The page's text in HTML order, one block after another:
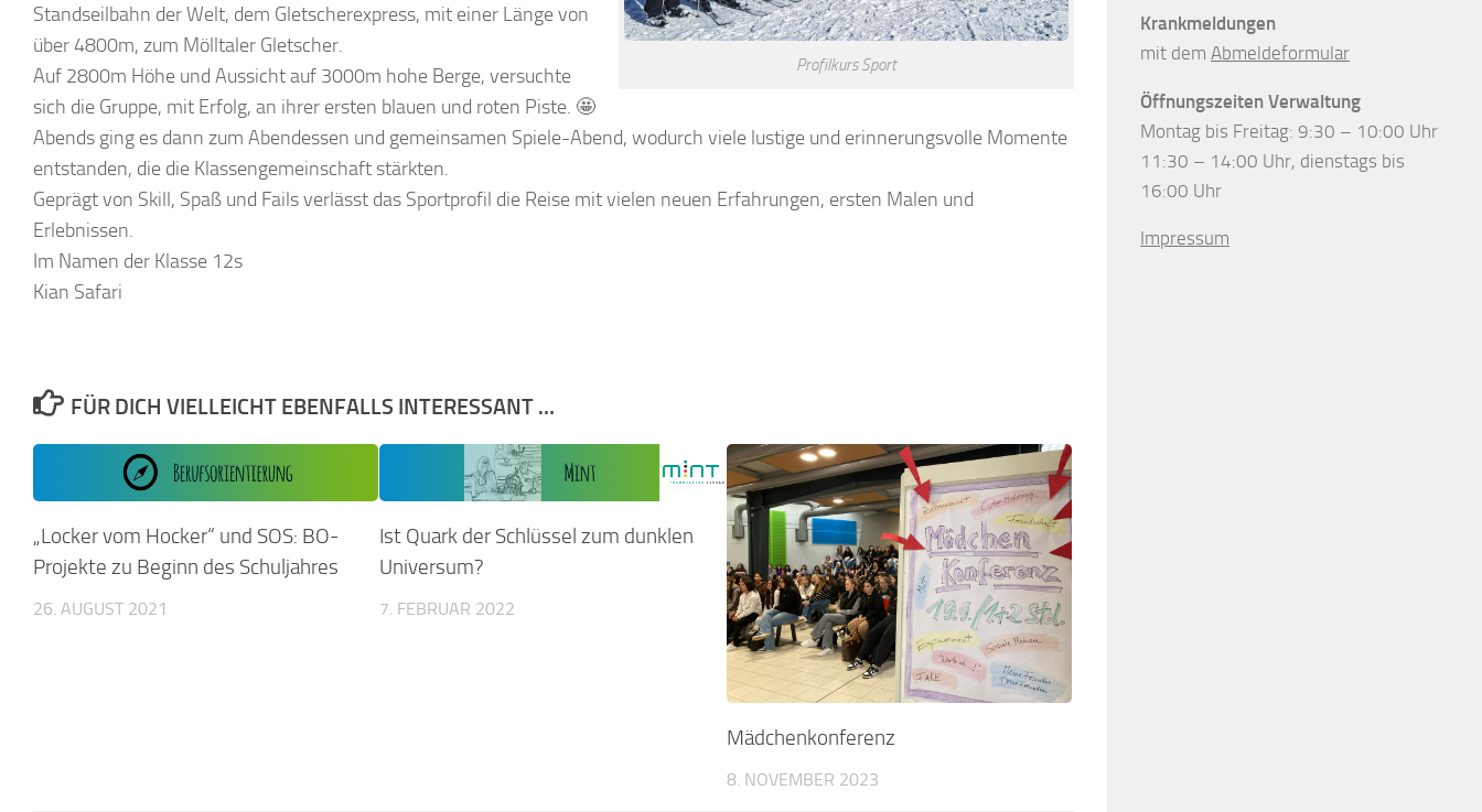
Profilkurs Sport
Standseilbahn der Welt, dem Gletscherexpress, mit einer Länge von
über 4800m, zum Mölltaler Gletscher.
Auf 2800m Höhe und Aussicht auf 3000m hohe Berge, versuchte
sich die Gruppe, mit Erfolg, an ihrer ersten blauen und roten Piste. 🤩
Abends ging es dann zum Abendessen und gemeinsamen Spiele-Abend, wodurch viele lustige und erinnerungsvolle Momente
entstanden, die die Klassengemeinschaft stärkten.
Geprägt von Skill, Spaß und Fails verlässt das Sportprofil die Reise mit vielen neuen Erfahrungen, ersten Malen und
Erlebnissen.
Im Namen der Klasse 12s
Kian Safari
FÜR DICH VIELLEICHT EBENFALLS INTERESSANT …
„Locker vom Hocker“ und SOS: BO-
Projekte zu Beginn des Schuljahres
26. AUGUST 2021
Ist Quark der Schlüssel zum dunklen
Universum?
7. FEBRUAR 2022
Mädchenkonferenz
8. NOVEMBER 2023
Krankmeldungen
mit dem Abmeldeformular
Öffnungszeiten Verwaltung
Montag bis Freitag: 9:30 – 10:00 Uhr
11:30 – 14:00 Uhr, dienstags bis
16:00 Uhr
Impressum